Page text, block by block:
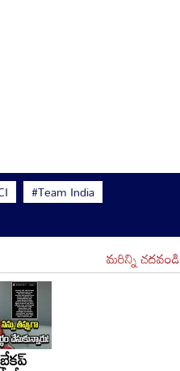
#Team India
మరిన్ని చదవండి